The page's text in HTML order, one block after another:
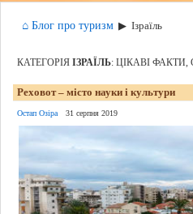
⌂ Блог про туризм ▶ Ізраїль
КАТЕГОРІЯ ІЗРАЇЛЬ: ЦІКАВІ ФАКТИ,
Реховот – місто науки і культури
Остап Озіра 31 серпня 2019